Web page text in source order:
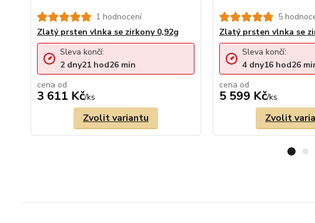
1 hodnocení
Zlatý prsten vlnka se zirkony 0,92g
cena od
3 611 Kč/ks
Sleva končí:
2 dny21 hod26 min
Zvolit variantu
5
Zlatý prsten vlnka se
cena od
5 599 Kč/ks
Sleva končí:
4 dny16 hod26
Zvolit